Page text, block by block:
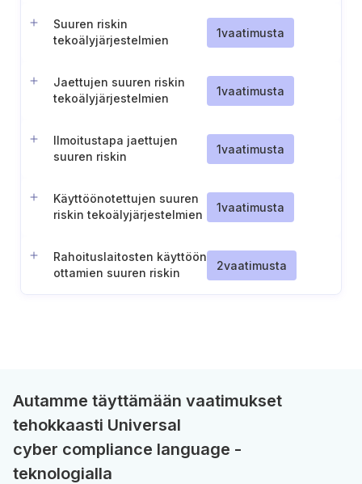
Suuren riskin
tekoälyjärjestelmien
vastuualueet
1vaatimusta
Jaettujen suuren riskin
tekoälyjärjestelmien
1vaatimusta
Ilmoitustapa jaettujen
suuren riskin
1vaatimusta
Käyttöönotettujen suuren
riskin tekoälyjärjestelmien
1vaatimusta
Rahoituslaitosten käyttöön
ottamien suuren riskin
2vaatimusta
Autamme täyttämään vaatimukset
tehokkaasti Universal
cyber compliance language -
teknologialla